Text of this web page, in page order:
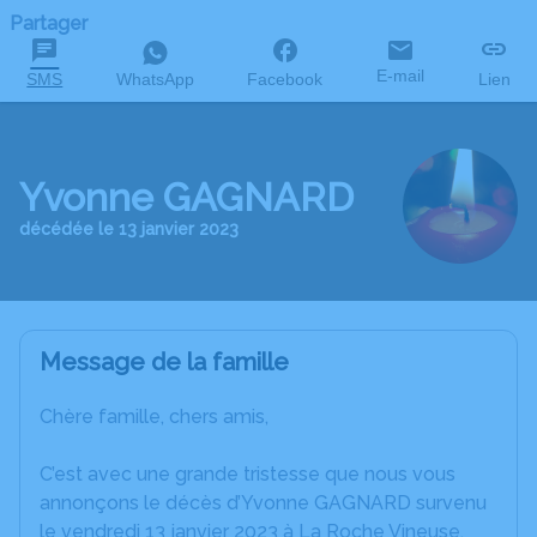
Partager
SMS WhatsApp Facebook E-mail Lien
Yvonne GAGNARD
décédée le 13 janvier 2023
Message de la famille
Chère famille, chers amis,
C’est avec une grande tristesse que nous vous
annonçons le décès d’Yvonne GAGNARD survenu
le vendredi 13 janvier 2023 à La Roche Vineuse.